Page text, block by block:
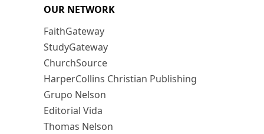
OUR NETWORK
FaithGateway
StudyGateway
ChurchSource
HarperCollins Christian Publishing
Grupo Nelson
Editorial Vida
Thomas Nelson